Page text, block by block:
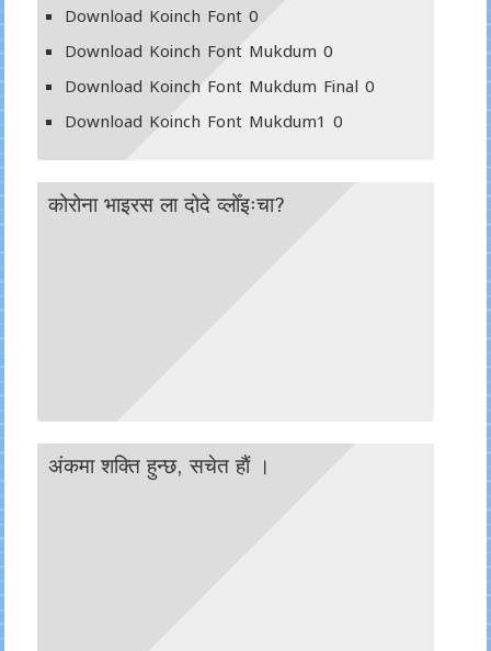
Download Koinch Font0
Download Koinch Font Mukdum 0
Download Koinch Font Mukdum Final 0
Download Koinch Font Mukdum1 0
कोरोना भाइरस ला दोदे व्लोँइःचा?
अंकमा शक्ति हुन्छ, सचेत हाैं ।